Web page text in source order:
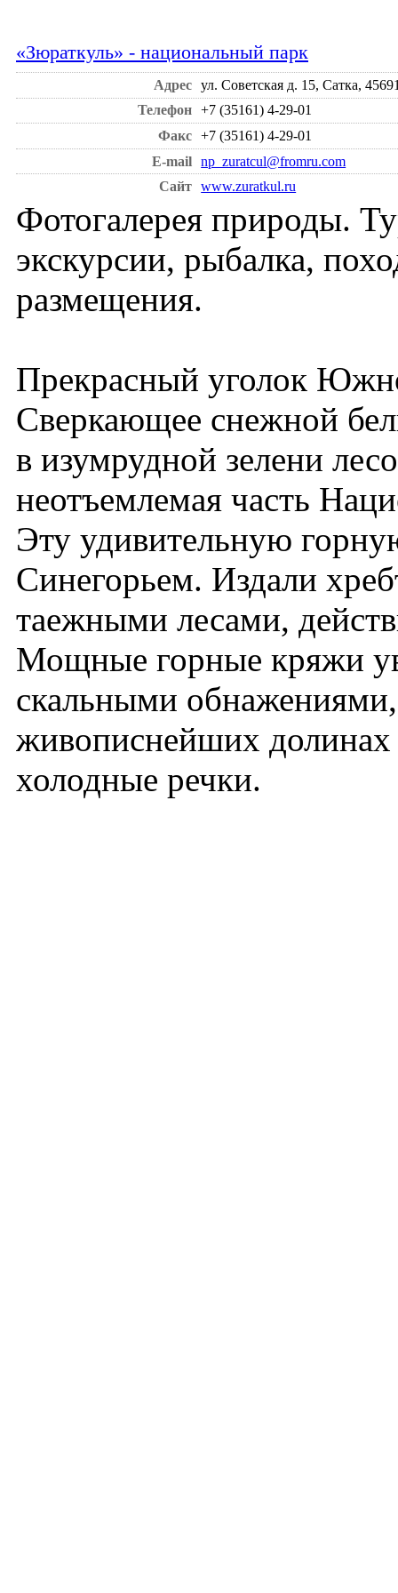
«Зюраткуль» - национальный парк
Адрес
ул. Советская д. 15, Сатка,
Телефон
+7 (35161) 4-29-01
Факс
+7 (35161) 4-29-01
E-mail
np_zuratcul@fromru.com
Сайт
www.zuratkul.ru
Фотогалерея природы.
экскурсии, рыбалка,
размещения.
Прекрасный уголок
Сверкающее снежной
в изумрудной зелени
неотъемлемая часть
Эту удивительную
Синегорьем. Издали
таежными лесами,
Мощные горные кряжи
скальными
живописнейших
холодные речки.